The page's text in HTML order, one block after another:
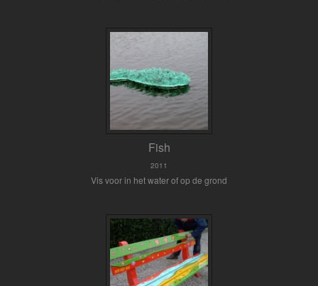
Fish
2011
Vis voor in het water of op de grond